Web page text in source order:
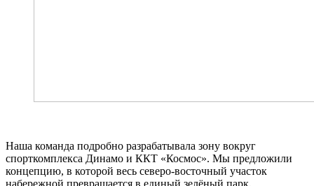
Наша команда подробно разрабатывала зону вокруг
спорткомплекса Динамо и ККТ «Космос». Мы предложили
концепцию, в которой весь северо-восточный участок
набережной превращается в единый зелёный парк,